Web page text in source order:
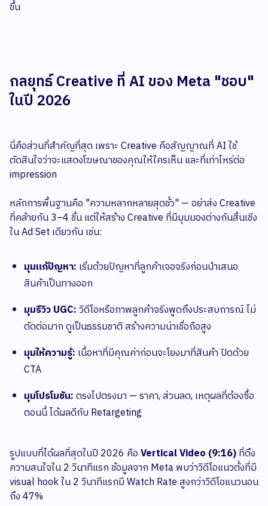
ขึ้น
กลยุทธ์ Creative ที่ AI ของ Meta "ชอบ"
ในปี 2026
นี่คือส่วนที่สำคัญที่สุด เพราะ Creative คือสัญญาณที่ AI ใช้
ตัดสินใจว่าจะแสดงโฆษณาของคุณให้ใครเห็น และที่เท่าไหร่ต่อ
impression
หลักการพื้นฐานคือ "ความหลากหลายสุดขั้ว" — อย่าส่ง Creative
ที่คล้ายกัน 3–4 ชิ้น แต่ให้สร้าง Creative ที่มีมุมมองต่างกันสิ้นเชิง
ใน Ad Set เดียวกัน เช่น:
มุมแก้ปัญหา: เริ่มด้วยปัญหาที่ลูกค้าเจอจริงก่อนนำเสนอ
สินค้าเป็นทางออก
มุมรีวิว UGC:วิดีโอหรือภาพลูกค้าจริงพูดถึงประสบการณ์ ไม่
ตัดต่อมาก ดูเป็นธรรมชาติ สร้างความน่าเชื่อถือสูง
มุมให้ความรู้: เนื้อหาที่มีคุณค่าก่อนจะโยงมาที่สินค้า ปิดด้วย
CTA
มุมโปรโมชัน:ตรงไปตรงมา — ราคา, ส่วนลด, เหตุผลที่ต้องซื้อ
ตอนนี้ ได้ผลดีกับ Retargeting
รูปแบบที่ได้ผลที่สุดในปี 2026 คือVertical Video (9:16)ที่ดึง
ความสนใจใน 2 วินาทีแรก ข้อมูลจาก Meta พบว่าวิดีโอแนวตั้งที่มี
visual hook ใน 2 วินาทีแรกมี Watch Rate สูงกว่าวิดีโอแนวนอน
ถึง 47%